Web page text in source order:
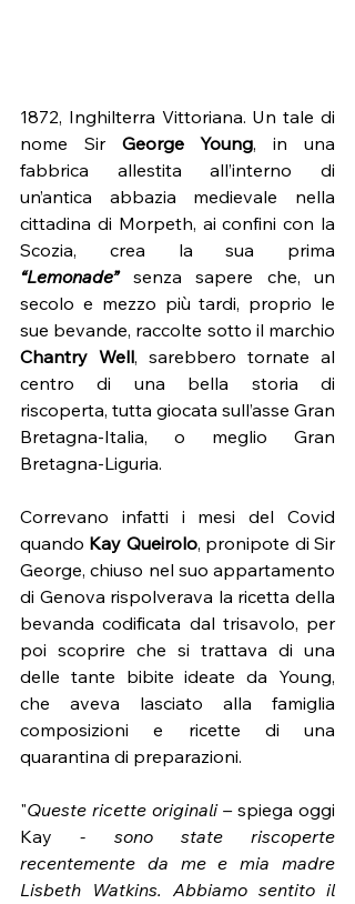
1872, Inghilterra Vittoriana. Un tale di
nome Sir George Young, in una
fabbrica allestita all’interno di
un’antica abbazia medievale nella
cittadina di Morpeth, ai confini con la
“Lemonade” senza sapere che, un
secolo e mezzo più tardi, proprio le
Chantry Well, sarebbero tornate al
centro di una bella storia di
riscoperta, tutta giocata sull’asse Gran
Bretagna-Italia, o meglio Gran
Bretagna-Liguria.
Correvano infatti i mesi del Covid
quando Kay Queirolo, pronipote di Sir
George, chiuso nel suo appartamento
di Genova rispolverava la ricetta della
bevanda codificata dal trisavolo, per
poi scoprire che si trattava di una
delle tante bibite ideate da Young,
che aveva lasciato alla famiglia
composizioni e ricette di una
quarantina di preparazioni.
"Queste ricette originali – spiega oggi
Kay - sono state riscoperte
recentemente da me e mia madre
Lisbeth Watkins. Abbiamo sentito il